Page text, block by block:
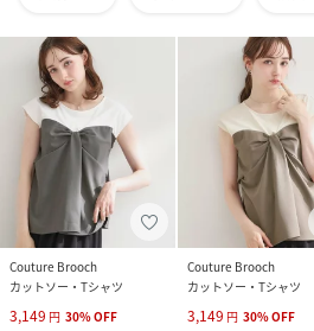
Couture Brooch
カットソー・Tシャツ
3,149 円 30%OFF
Couture Brooch
カットソー・Tシャツ
3,149 円 30%OFF